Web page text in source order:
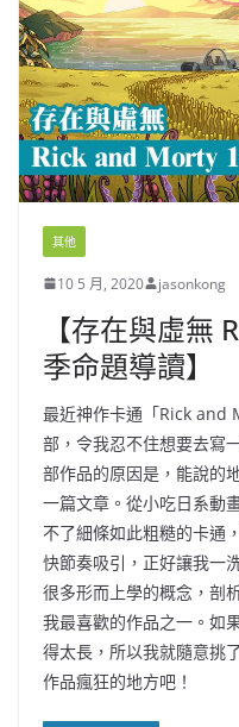
其他
10 5 月, 2020 jasonkong
【存在與虛
季命題導讀】
最近神作卡通「Rick and
部，令我忍不住想要去寫
部作品的原因是，能說的
一篇文章。從小吃日系動
不了細條如此粗糙的卡通
快節奏吸引，正好讓我一
很多形而上學的概念，剖
我最喜歡的作品之一。如
得太長，所以我就隨意挑
作品瘋狂的地方吧！